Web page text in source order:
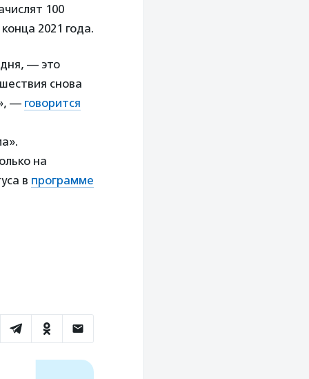
100
2021 года.
— это
снова
— говорится
на
в программе